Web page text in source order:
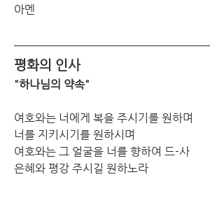
아멘
평화의 인사
"하나님의 약속"
여호와는 너에게 복을 주시기를 원하며
너를 지키시기를 원하시며
여호와는 그 얼굴을 너를 향하여 드-사
은혜와 평강 주시길 원하노라